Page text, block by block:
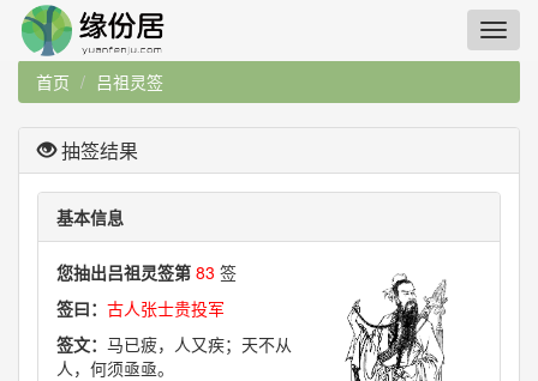
首页 吕祖灵签
抽签结果
基本信息
您抽出吕祖灵签第 83 签
签曰： 古人张士贵投军
签文： 马已疲，人又疾；天不从
人，何须亟亟。